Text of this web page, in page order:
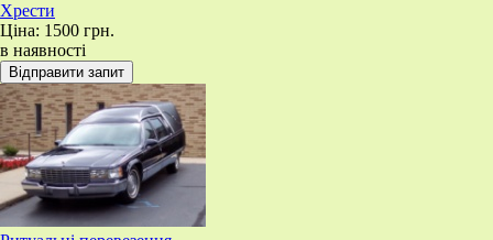
Хрести
Ціна: 1500 грн.
в наявності